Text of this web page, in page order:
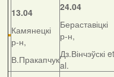
13.04
Камянецкі
р-н,
В.Пракапчук
24.04
Бераставіцкі
р-н,
Дз.Вінчэўскі et
al.